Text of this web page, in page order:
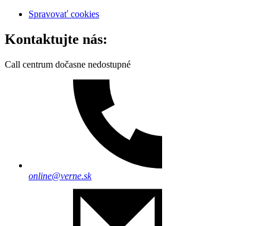
Spravovať cookies
Kontaktujte nás:
Call centrum dočasne nedostupné
online@verne.sk